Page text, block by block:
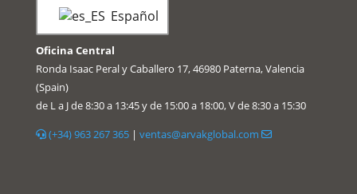
Español
Oficina Central
Ronda Isaac Peral y Caballero 17, 46980 Paterna, Valencia
(Spain)
de L a J de 8:30 a 13:45 y de 15:00 a 18:00, V de 8:30 a 15:30
(+34) 963 267 365| ventas@arvakglobal.com